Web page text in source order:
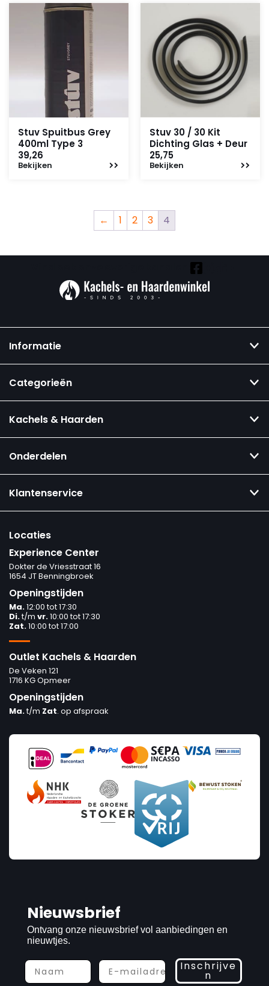
Prijs
€9
Stuv Spuitbus Grey
400ml Type 3
39,26
Bekijken
Stuv 30 / 30 Kit
Dichting Glas + Deur
25,75
Bekijken
← 1 2 3 4
Informatie
Categorieën
Kachels & Haarden
Onderdelen
Klantenservice
Locaties
Experience Center
Dokter de Vriesstraat 16
1654 JT Benningbroek
Openingstijden
Ma.12:00 tot 17:30
Di.t/m vr.10:00 tot 17:30
Zat.10:00 tot 17:00
Outlet Kachels & Haarden
De Veken 121
1716 KG Opmeer
Openingstijden
Ma.t/m Zat. op afspraak
Nieuwsbrief
Ontvang onze nieuwsbrief vol aanbiedingen en
nieuwtjes.
Inschrijve
n